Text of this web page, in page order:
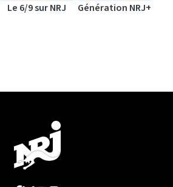
Le 6/9 sur NRJ Génération NRJ+